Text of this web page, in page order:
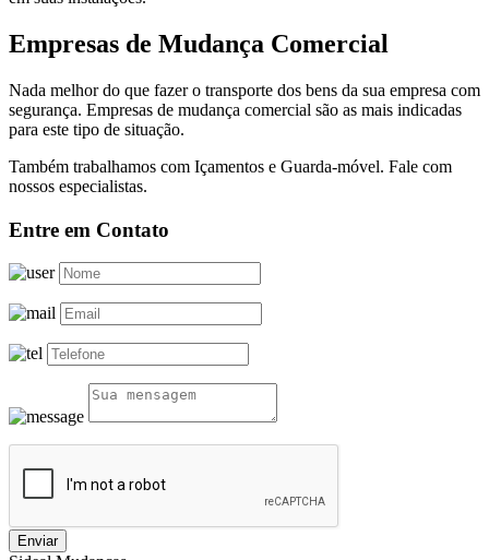
Empresas de Mudança Comercial
Nada melhor do que fazer o transporte dos bens da sua empresa com
segurança. Empresas de mudança comercial são as mais indicadas
para este tipo de situação.
Também trabalhamos com Içamentos e Guarda-móvel. Fale com
nossos especialistas.
Entre em Contato
Enviar